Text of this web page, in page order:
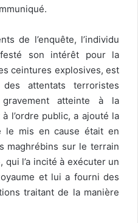
de l’enquête, l’individu
son intérêt pour la
ceintures explosives, est
attentats terroristes
atteinte à la
l’ordre public, a ajouté la
le mis en cause était en
maghrébins sur le terrain
qui l’a incité à exécuter un
et lui a fourni des
traitant de la manière